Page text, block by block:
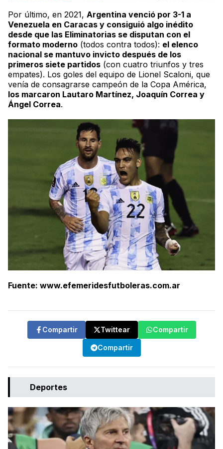
Por último, en 2021, Argentina venció por 3-1 a
Venezuela en Caracas y consiguió algo inédito
desde que las Eliminatorias se disputan con el
formato moderno (todos contra todos): el elenco
nacional se mantuvo invicto después de los
primeros siete partidos (con cuatro triunfos y tres
empates). Los goles del equipo de Lionel Scaloni, que
venía de consagrarse campeón de la Copa América,
los marcaron Lautaro Martínez, Joaquín Correa y
Ángel Correa.
Fuente: www.efemeridesfutboleras.com.ar
Compartir Twittear Compartir
Compartir
Deportes